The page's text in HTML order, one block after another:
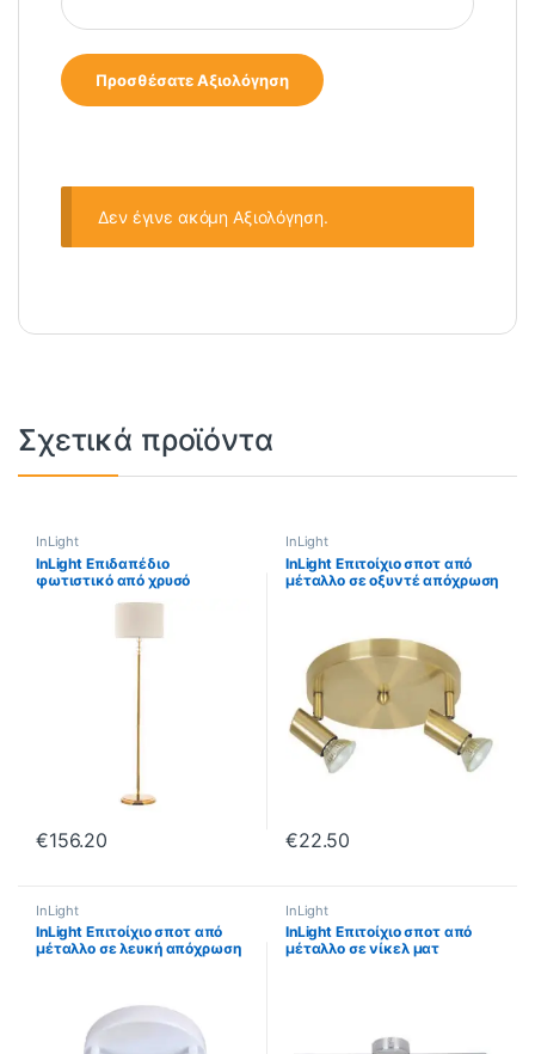
Δεν έγινε ακόμη Αξιολόγηση.
Σχετικά προϊόντα
InLight
InLight Επιδαπέδιο
φωτιστικό από χρυσό
€156.20
InLight
InLight Επιτοίχιο σποτ από
μέταλλο σε οξυντέ απόχρωση
€22.50
InLight
InLight Επιτοίχιο σποτ από
μέταλλο σε λευκή απόχρωση
InLight
InLight Επιτοίχιο σποτ από
μέταλλο σε νίκελ ματ